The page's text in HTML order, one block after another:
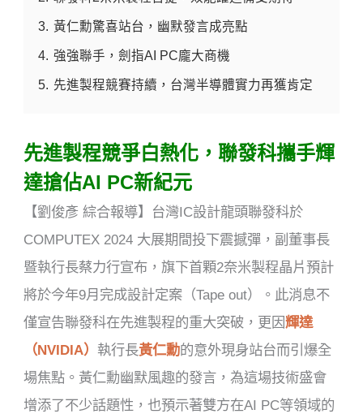
3. 黃仁勳驚喜站台，幽默發言成亮點
4. 強強聯手，劍指AI PC龐大商機
5. 先進製程競賽持續，台灣半導體實力再獲肯定
先進製程競爭白熱化，聯發科攜手輝
達搶佔AI PC新紀元
【劉俊彥 綜合報導】台灣IC設計龍頭聯發科於
COMPUTEX 2024 大展期間投下震撼彈，副董事長
暨執行長蔡力行宣布，旗下首顆2奈米製程晶片預計
將於今年9月完成設計定案（Tape out）。此消息不
僅宣告聯發科在先進製程的重大突破，更因輝達
（NVIDIA） 執行長黃仁勳的意外現身站台而引爆全
場焦點。黃仁勳幽默風趣的發言，為這場技術盛會
增添了不少話題性，也預示著雙方在AI PC等領域的